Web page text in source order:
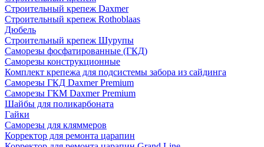
Строительный крепеж Daxmer
Строительный крепеж Rothoblaas
Дюбель
Строительный крепеж Шурупы
Саморeзы фосфатированные (ГКД)
Саморезы конструкционные
Комплект крепежа для подсистемы забора из сайдинга
Саморезы ГКД Daxmer Premium
Саморезы ГКМ Daxmer Premium
Шайбы для поликарбоната
Гайки
Саморезы для кляммеров
Корректор для ремонта царапин